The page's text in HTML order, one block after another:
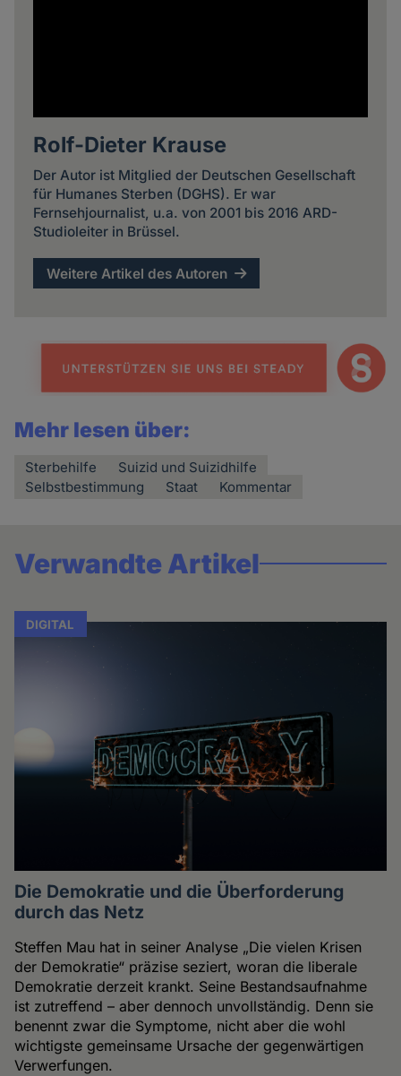
Rolf-Dieter Krause
Der Autor ist Mitglied der Deutschen Gesellschaft
für Humanes Sterben (DGHS). Er war
Fernsehjournalist, u.a. von 2001 bis 2016 ARD-
Studioleiter in Brüssel.
Weitere Artikel des Autoren
Mehr lesen über:
Sterbehilfe
Suizid und Suizidhilfe
Selbstbestimmung
Staat Kommentar
Verwandte Artikel
DIGITAL
Die Demokratie und die Überforderung
durch das Netz
Steffen Mau hat in seiner Analyse „Die vielen Krisen
der Demokratie“ präzise seziert, woran die liberale
Demokratie derzeit krankt. Seine Bestandsaufnahme
ist zutreffend – aber dennoch unvollständig. Denn sie
benennt zwar die Symptome, nicht aber die wohl
wichtigste gemeinsame Ursache der gegenwärtigen
Verwerfungen.